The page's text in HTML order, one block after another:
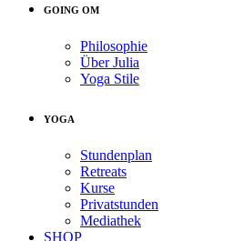
GOING OM
Philosophie
Über Julia
Yoga Stile
YOGA
Stundenplan
Retreats
Kurse
Privatstunden
Mediathek
SHOP